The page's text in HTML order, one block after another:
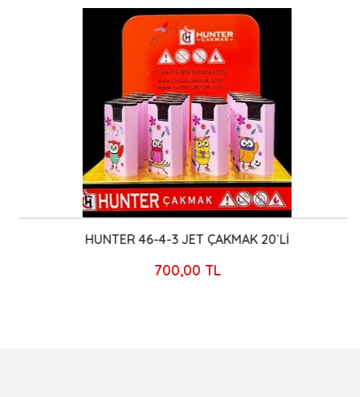
HUNTER 46-4-3 JET ÇAKMAK 20`Lİ
700,00 TL